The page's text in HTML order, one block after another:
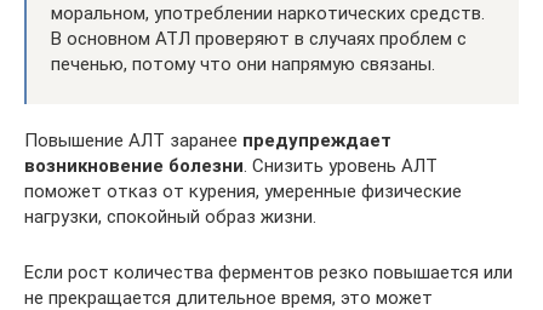
моральном, употреблении наркотических средств.
В основном АТЛ проверяют в случаях проблем с
печенью, потому что они напрямую связаны.
Повышение АЛТ заранее предупреждает
возникновение болезни. Снизить уровень АЛТ
поможет отказ от курения, умеренные физические
нагрузки, спокойный образ жизни.
Если рост количества ферментов резко повышается или
не прекращается длительное время, это может